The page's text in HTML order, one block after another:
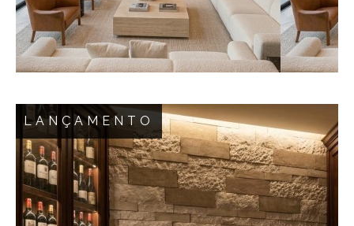
ALASKA: A Pura Essência do Luxo Arquitetônico
A natureza inspira, a Bless eterniza.
Apresentamos a linha Alaska, o revestimento
LANÇAMENTO